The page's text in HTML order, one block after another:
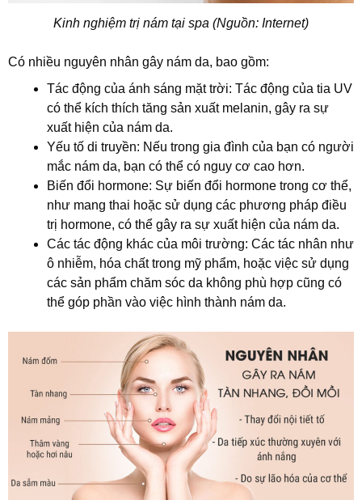
Kinh nghiệm trị nám tại spa (Nguồn: Internet)
Có nhiều nguyên nhân gây nám da, bao gồm:
Tác động của ánh sáng mặt trời: Tác động của tia UV
có thể kích thích tăng sản xuất melanin, gây ra sự
xuất hiện của nám da.
Yếu tố di truyền: Nếu trong gia đình của bạn có người
mắc nám da, bạn có thể có nguy cơ cao hơn.
Biến đổi hormone: Sự biến đổi hormone trong cơ thể,
như mang thai hoặc sử dụng các phương pháp điều
trị hormone, có thể gây ra sự xuất hiện của nám da.
Các tác động khác của môi trường: Các tác nhân như
ô nhiễm, hóa chất trong mỹ phẩm, hoặc việc sử dụng
các sản phẩm chăm sóc da không phù hợp cũng có
thể góp phần vào việc hình thành nám da.